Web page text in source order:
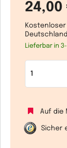
24,00
Lieferbar in
Auf die
Sicher